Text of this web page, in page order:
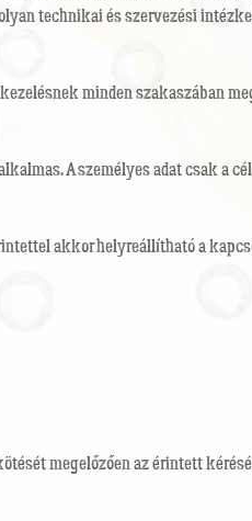
technikai és szervezési
minden szakaszában
A személyes adat csak a
akkor helyreállítható a
megelőzően az érintett